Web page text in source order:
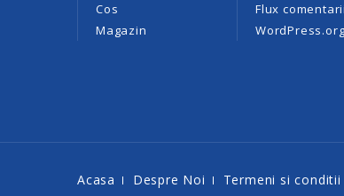
Cos
Magazin
Flux comentarii
WordPress.org
Acasa Despre Noi Termeni si conditii